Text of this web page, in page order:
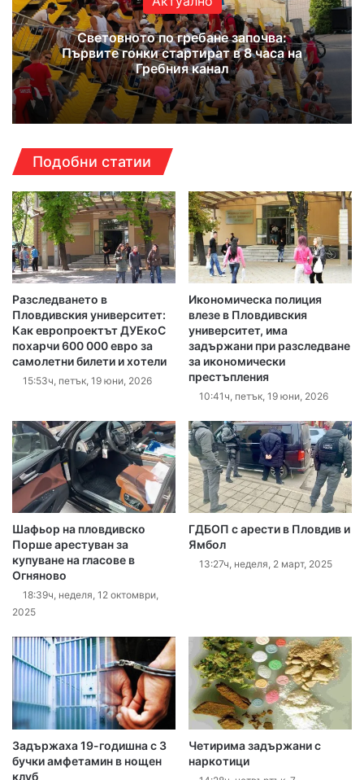
Световното по гребане започва:
Първите гонки стартират в 8 часа на
Гребния канал
Подобни статии
Разследването в
Пловдивския университет:
Как европроектът ДУЕкоС
похарчи 600 000 евро за
самолетни билети и хотели
15:53ч, петък, 19 юни, 2026
Икономическа полиция
влезе в Пловдивския
университет, има
задържани при разследване
за икономически
престъпления
10:41ч, петък, 19 юни, 2026
Шафьор на пловдивско
Порше арестуван за
купуване на гласове в
Огняново
18:39ч, неделя, 12 октомври,
2025
ГДБОП с арести в Пловдив и
Ямбол
13:27ч, неделя, 2 март, 2025
Задържаха 19-годишна с 3
бучки амфетамин в нощен
клуб
Четирима задържани с
наркотици